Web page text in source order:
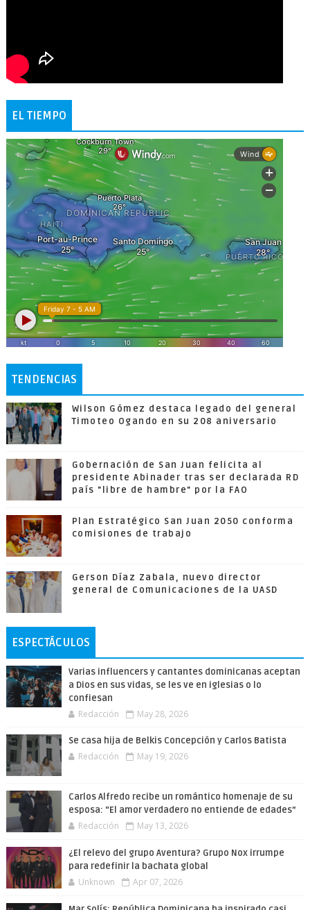
EL TIEMPO
TENDENCIAS
Wilson Gómez destaca legado del general
Timoteo Ogando en su 208 aniversario
Gobernación de San Juan felicita al
presidente Abinader tras ser declarada RD
país "libre de hambre" por la FAO
Plan Estratégico San Juan 2050 conforma
comisiones de trabajo
Gerson Díaz Zabala, nuevo director
general de Comunicaciones de la UASD
ESPECTÁCULOS
Varias influencers y cantantes dominicanas aceptan
a Dios en sus vidas, se les ve en iglesias o lo
confiesan
Redacción May 28, 2026
Se casa hija de Belkis Concepción y Carlos Batista
Redacción May 19, 2026
Carlos Alfredo recibe un romántico homenaje de su
esposa: “El amor verdadero no entiende de edades”
Redacción May 13, 2026
¿El relevo del grupo Aventura? Grupo Nox irrumpe
para redefinir la bachata global
Unknown Apr 07, 2026